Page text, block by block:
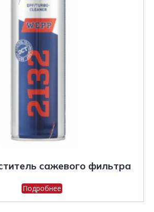
сажевого фильтра
Подробнее